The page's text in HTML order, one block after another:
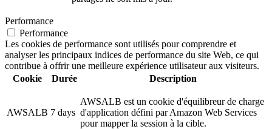
Performance
Performance
Les cookies de performance sont utilisés pour comprendre et
analyser les principaux indices de performance du site Web, ce qui
contribue à offrir une meilleure expérience utilisateur aux visiteurs.
Cookie
Durée Description
AWSALB 7 days
AWSALB est un cookie d'équilibreur de charge
d'application défini par Amazon Web Services
pour mapper la session à la cible.